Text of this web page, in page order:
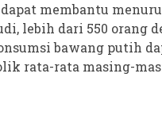
membantu
lebih dari 550 orang
bawang putih
rata-rata masing-